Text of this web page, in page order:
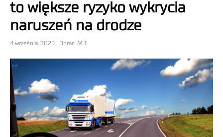
to większe ryzyko wykrycia
naruszeń na drodze
4 września, 2025 | Oprac. M.T.